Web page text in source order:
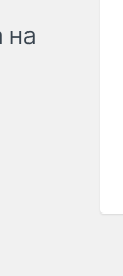
на